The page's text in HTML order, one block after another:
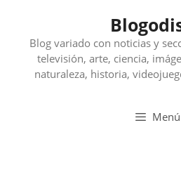
contenidoBlog variado con noticias y
televisión, arte, ciencia,
naturaleza, historia,
Menú